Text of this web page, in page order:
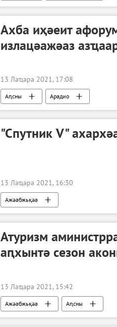
Ахба иҳәеит
излацәажәаз
13 Лаҵара 2021, 17:08
Аԥсны Арадио
"Спутник V"
13 Лаҵара 2021, 16:30
Ажәабжьқәа
Атуризм
аԥхынтә сезон
13 Лаҵара 2021, 15:42
Ажәабжьқәа Аԥсны